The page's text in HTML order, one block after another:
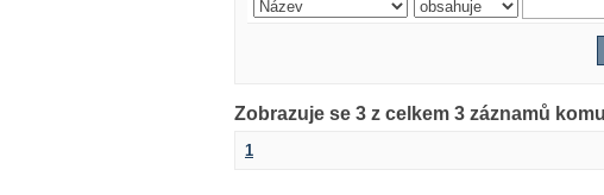
Zobrazuje se 3 z celkem 3 záznamů
1